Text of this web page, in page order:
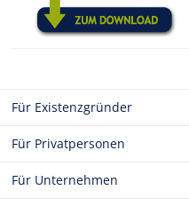
Für Existenzgründer
Für Privatpersonen
Für Unternehmen